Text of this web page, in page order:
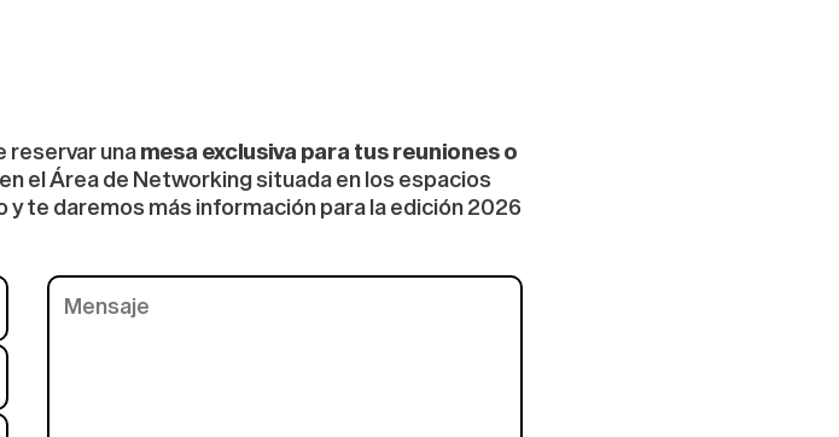
reservar unamesa exclusiva para tus reuniones o
en el Área de Networking situada en los espacios
te daremos más información para la edición 2026